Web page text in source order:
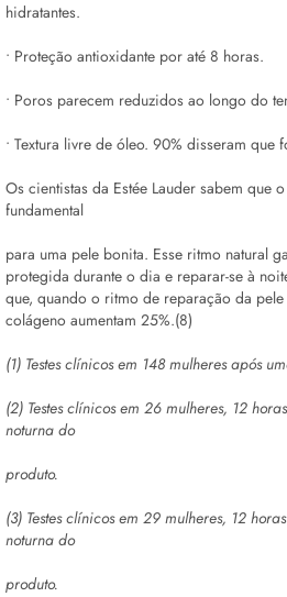
hidratantes.
• Proteção antioxidante por até 8 horas.
• Poros parecem reduzidos ao longo do
• Textura livre de óleo. 90% disseram que
Os cientistas da Estée Lauder sabem que
fundamental
para uma pele bonita. Esse ritmo natural
protegida durante o dia e reparar-se à
que, quando o ritmo de reparação da
colágeno aumentam 25%.(8)
(1) Testes clínicos em 148 mulheres após
(2) Testes clínicos em 26 mulheres, 12
noturna do
produto.
(3) Testes clínicos em 29 mulheres, 12
noturna do
produto.